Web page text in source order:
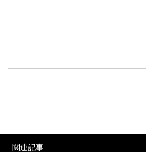
関連記事